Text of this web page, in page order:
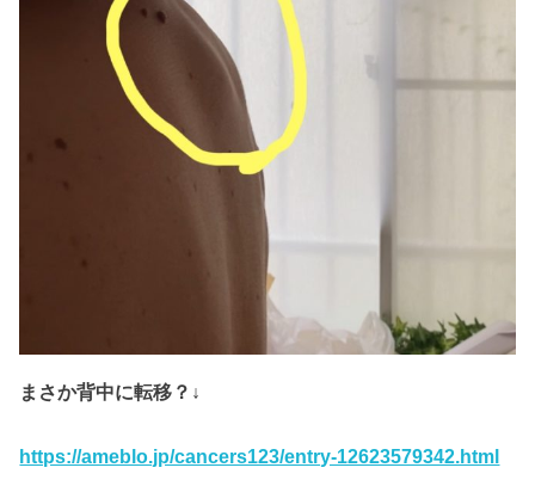
まさか背中に転移？↓
https://ameblo.jp/cancers123/entry-12623579342.html